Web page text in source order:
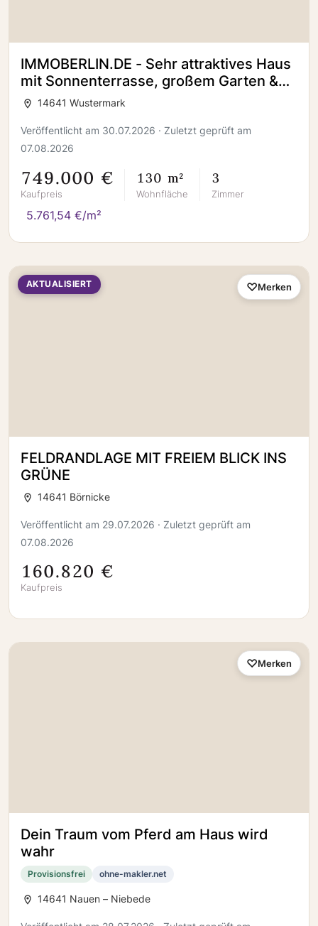
IMMOBERLIN.DE - Sehr attraktives Haus
mit Sonnenterrasse, großem Garten &
Garage in familiärer Lage
14641 Wustermark
Veröffentlicht am 30.07.2026 · Zuletzt geprüft am
07.08.2026
749.000 €
Kaufpreis
130 m²
Wohnfläche
3
Zimmer
5.761,54 €/m²
AKTUALISIERT
FELDRANDLAGE MIT FREIEM BLICK INS
GRÜNE
14641 Börnicke
Veröffentlicht am 29.07.2026 · Zuletzt geprüft am
07.08.2026
160.820 €
Kaufpreis
Merken
Dein Traum vom Pferd am Haus wird
wahr
Provisionsfrei ohne-makler.net
14641 Nauen – Niebede
Merken